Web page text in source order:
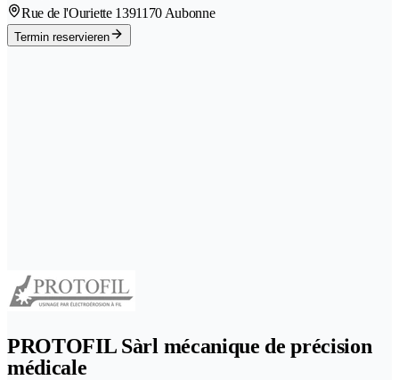
Rue de l'Ouriette 1391170 Aubonne
Termin reservieren
PROTOFIL Sàrl mécanique de précision
médicale